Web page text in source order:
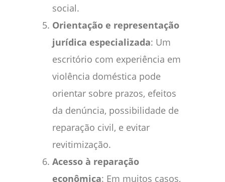
social.
Orientação e representação
jurídica especializada: Um
escritório com experiência em
violência doméstica pode
orientar sobre prazos, efeitos
da denúncia, possibilidade de
reparação civil, e evitar
revitimização.
Acesso à reparação
econômica: Em muitos casos,